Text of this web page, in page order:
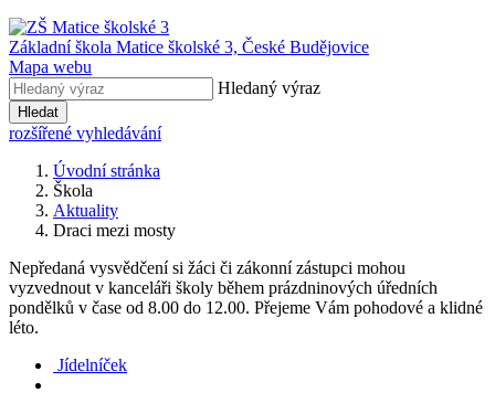
Základní škola Matice školské 3, České Budějovice
Mapa webu
Hledaný výraz
Hledat
rozšířené vyhledávání
Úvodní stránka
Škola
Aktuality
Draci mezi mosty
Nepředaná vysvědčení si žáci či zákonní zástupci mohou
vyzvednout v kanceláři školy během prázdninových úředních
pondělků v čase od 8.00 do 12.00. Přejeme Vám pohodové a klidné
léto.
Jídelníček